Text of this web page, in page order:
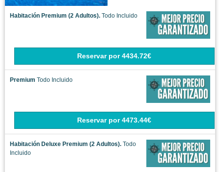
Habitación Premium (2 Adultos). Todo Incluido
Reservar por 4434.72€
Premium Todo Incluido
Reservar por 4473.44€
Habitación Deluxe Premium (2 Adultos). Todo
Incluido